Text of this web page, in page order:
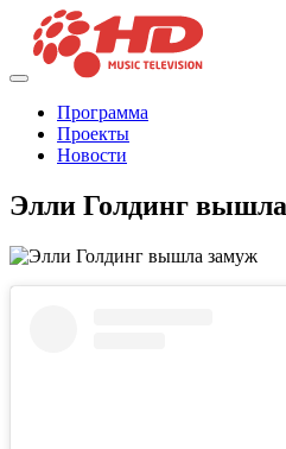
Программа
Проекты
Новости
Элли Голдинг